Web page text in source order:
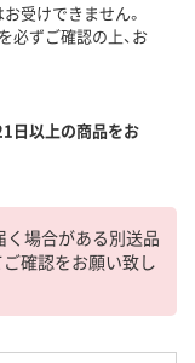
受けできません。
を必ずご確認の上、お
日以上の商品をお
場合がある別送品
確認をお願い致し